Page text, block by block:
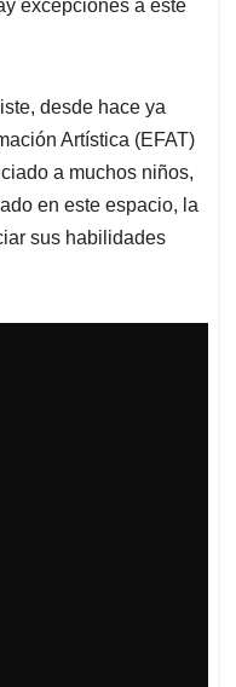
excepciones a este
desde hace ya
Artística (EFAT)
a muchos niños,
en este espacio, la
sus habilidades